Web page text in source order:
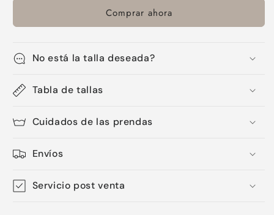
Comprar ahora
No está la talla deseada?
Tabla de tallas
Cuidados de las prendas
Envíos
Servicio post venta